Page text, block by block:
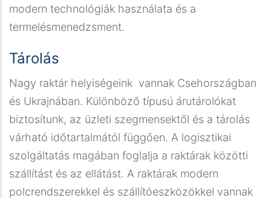
modern technológiák használata és a
termelésmenedzsment.
Для отримання грошей на нашому сайті
poruchyteliv/вам не знадобляться цінні папери
чи майно. Ми будуємо відносини з клієнтами на
основі довіри, тому видаємо кошти без застави
та додаткового залучення третіх осіб. Це
значно знижує психологічний тиск та спрощує
юридичну сторону питання. Ви залишаєтесь
Tárolás
Nagy raktár helyiségeink vannak Csehországban
és Ukrajnában. Különböző típusú árutárolókat
biztosítunk, az üzleti szegmensektől és a tárolás
várható időtartalmától függően. A logisztikai
szolgáltatás magában foglalja a raktárak közötti
szállítást és az ellátást. A raktárak modern
polcrendszerekkel és szállítóeszközökkel vannak